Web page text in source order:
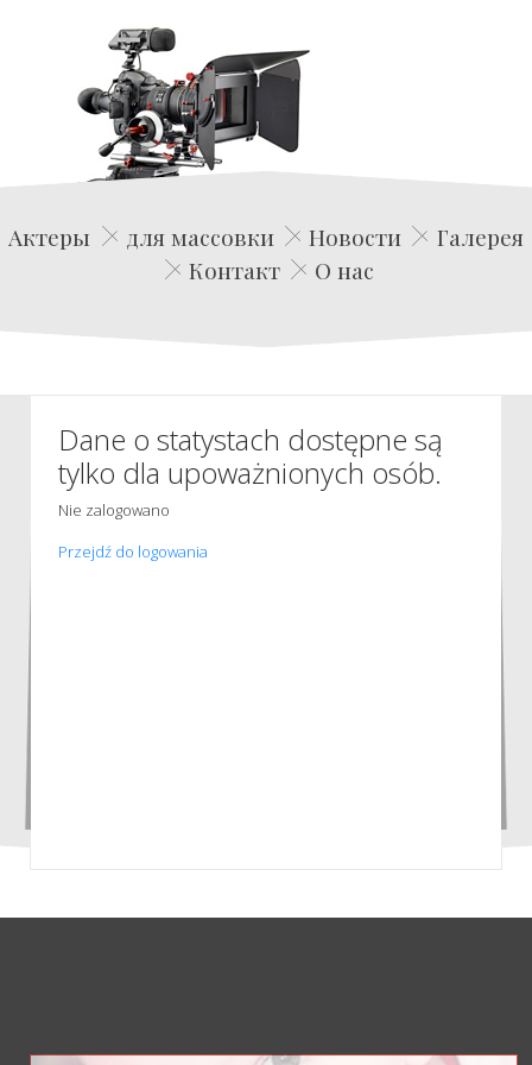
Edwin Film Agencja Aktorska
Актеры для массовки Новости
Галерея
Контакт
О нас
Dane o statystach dostępne są
tylko dla upoważnionych osób.
Nie zalogowano
Przejdź do logowania